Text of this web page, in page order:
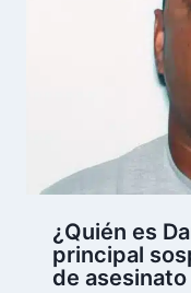
¿Quién es
principal
de